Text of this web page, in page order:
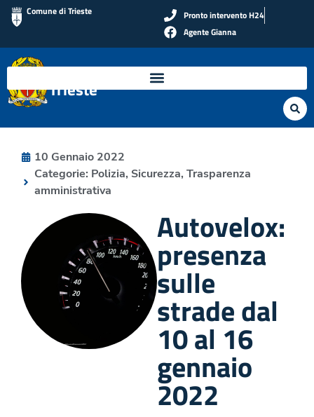
Comune di Trieste
Pronto intervento H24
Agente Gianna
Polizia Locale di
Trieste
10 Gennaio 2022
Categorie: Polizia, Sicurezza, Trasparenza
amministrativa
Autovelox:
presenza
sulle
strade dal
10 al 16
gennaio
2022